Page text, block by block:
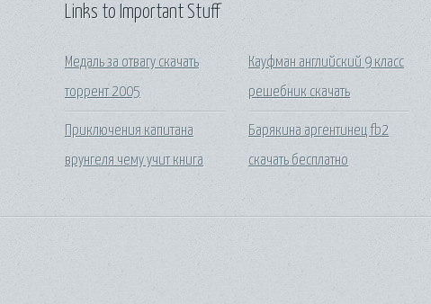
Links to Important Stuff
Медаль за отвагу скачать
торрент 2005
Приключения капитана
врунгеля чему учит книга
Кауфман английский 9 класс
решебник скачать
Барякина аргентинец fb2
скачать бесплатно